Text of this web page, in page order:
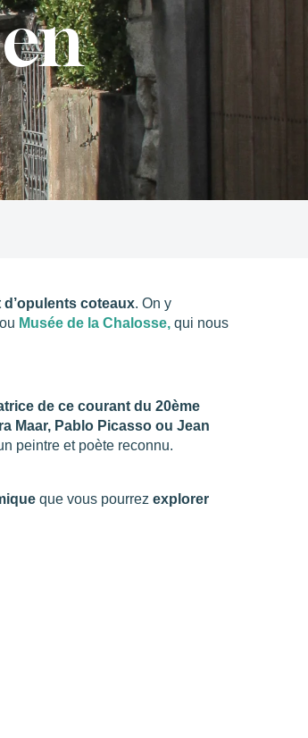
coteaux. On y
Musée de la Chalosse, qui nous
de ce courant du 20ème
Maar, Pablo Picasso ou Jean
peintre et poète reconnu.
que vous pourrez explorer